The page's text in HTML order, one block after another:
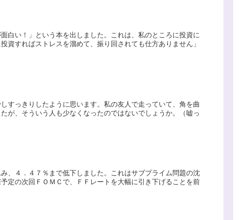
白い！」という本を出しました。これは、私のところに投資に
資すればストレスを溜めて、振り回されても仕方ありません」
すっきりしたように思います。私の友人で走っていて、角を曲
が、そういう人も少なくなったのではないでしょうか。（嘘っ
、４．４７％まで低下しました。これはサブプライム問題の沈
定の次回ＦＯＭＣで、ＦＦレートを大幅に引き下げることを前